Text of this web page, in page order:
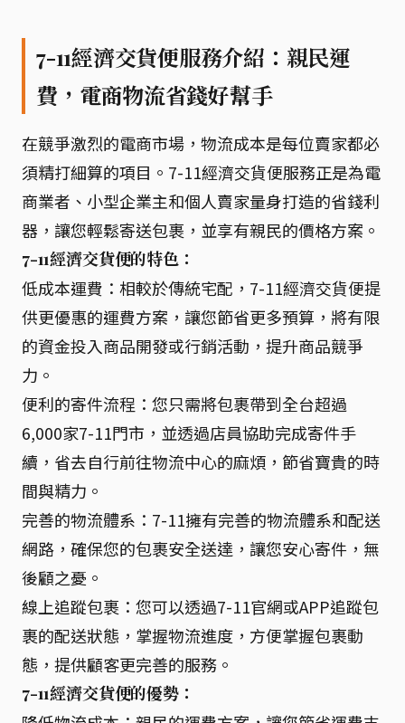
7-11經濟交貨便服務介紹：親民運
費，電商物流省錢好幫手
在競爭激烈的電商市場，物流成本是每位賣家都必
須精打細算的項目。7-11經濟交貨便服務正是為電
商業者、小型企業主和個人賣家量身打造的省錢利
器，讓您輕鬆寄送包裹，並享有親民的價格方案。
7-11經濟交貨便的特色：
低成本運費：相較於傳統宅配，7-11經濟交貨便提
供更優惠的運費方案，讓您節省更多預算，將有限
的資金投入商品開發或行銷活動，提升商品競爭
力。
便利的寄件流程：您只需將包裹帶到全台超過
6,000家7-11門市，並透過店員協助完成寄件手
續，省去自行前往物流中心的麻煩，節省寶貴的時
間與精力。
完善的物流體系：7-11擁有完善的物流體系和配送
網路，確保您的包裹安全送達，讓您安心寄件，無
後顧之憂。
線上追蹤包裹：您可以透過7-11官網或APP追蹤包
裹的配送狀態，掌握物流進度，方便掌握包裹動
態，提供顧客更完善的服務。
7-11經濟交貨便的優勢：